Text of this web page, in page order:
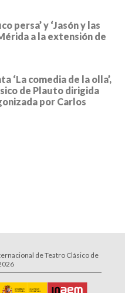
persa’ y ‘Jasón y las
a la extensión de
‘La comedia de la olla’,
de Plauto dirigida
por Carlos
de Teatro Clásico de